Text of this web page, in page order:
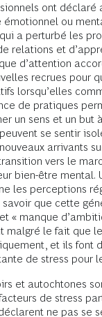
ont déclaré
ou
a perturbé les
relations et
d’attention
recrues pour
lorsqu’elles
de pratiques
un sens et un but
se sentir
arrivants
vers le
bien-être mental.
les perceptions
que cette
« manque
malgré le fait que
et ils font
de stress pour
et autochtones
de stress
ne pas se